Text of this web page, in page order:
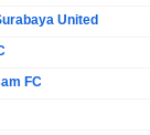
United
FC